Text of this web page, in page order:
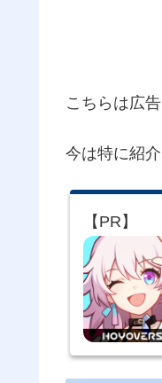
こちらは広告
今は特に紹